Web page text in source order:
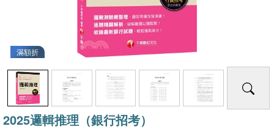
滿額折
2025邏輯推理（銀行招考）